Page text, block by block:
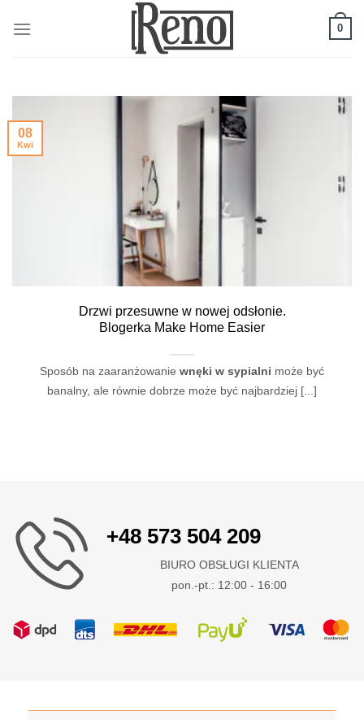
0
Drzwi przesuwne w nowej odsłonie.
Blogerka Make Home Easier
Sposób na zaaranżowanie wnęki w sypialni może być
banalny, ale równie dobrze może być najbardziej [...]
08
Kwi
+48 573 504 209
BIURO OBSŁUGI KLIENTA
pon.-pt.: 12:00 - 16:00